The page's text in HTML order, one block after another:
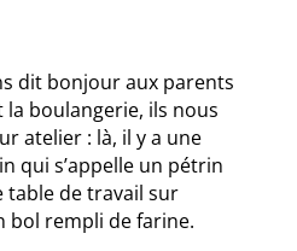
dit bonjour aux parents
boulangerie, ils nous
atelier : là, il y a une
qui s’appelle un pétrin
table de travail sur
bol rempli de farine.